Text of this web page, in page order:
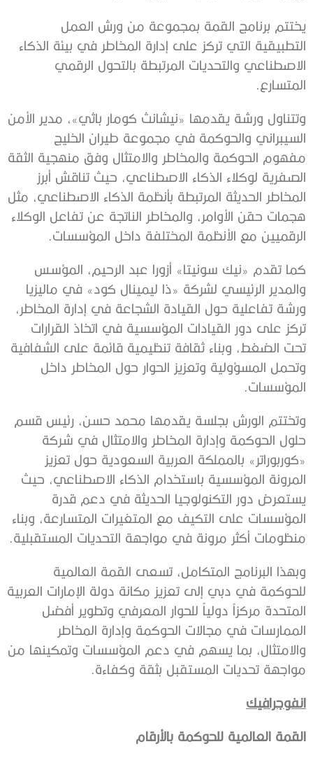
يختتم برنامج القمة بمجموعة من ورش العمل
التطبيقية التي تركز على إدارة المخاطر في بيئة الذكاء
الاصطناعي والتحديات المرتبطة بالتحول الرقمي
المتسارع.
وتتناول ورشة يقدمها «نيشانث كومار باثي»، مدير الأمن
السيبراني والحوكمة في مجموعة طيران الخليج
مفهوم الحوكمة والمخاطر والامتثال وفق منهجية الثقة
الصفرية لوكلاء الذكاء الاصطناعي، حيث تناقش أبرز
المخاطر الحديثة المرتبطة بأنظمة الذكاء الاصطناعي، مثل
هجمات حقن الأوامر، والمخاطر الناتجة عن تفاعل الوكلاء
الرقميين مع الأنظمة المختلفة داخل المؤسسات.
كما تقدم «نيك سونيتا» أزورا عبد الرحيم، المؤسس
والمدير الرئيسي لشركة «ذا ليمينال كود» في ماليزيا
ورشة تفاعلية حول القيادة الشجاعة في إدارة المخاطر،
تركز على دور القيادات المؤسسية في اتخاذ القرارات
تحت الضغط، وبناء ثقافة تنظيمية قائمة على الشفافية
وتحمل المسؤولية وتعزيز الحوار حول المخاطر داخل
المؤسسات.
وتختتم الورش بجلسة يقدمها محمد حسن، رئيس قسم
حلول الحوكمة وإدارة المخاطر والامتثال في شركة
«كوربوراتر» بالمملكة العربية السعودية حول تعزيز
المرونة المؤسسية باستخدام الذكاء الاصطناعي، حيث
يستعرض دور التكنولوجيا الحديثة في دعم قدرة
المؤسسات على التكيف مع المتغيرات المتسارعة، وبناء
منظومات أكثر مرونة في مواجهة التحديات المستقبلية.
وبهذا البرنامج المتكامل، تسعى القمة العالمية
للحوكمة في دبي إلى تعزيز مكانة دولة الإمارات العربية
المتحدة مركزاً دولياً للحوار المعرفي وتطوير أفضل
الممارسات في مجالات الحوكمة وإدارة المخاطر
والامتثال، بما يسهم في دعم المؤسسات وتمكينها من
مواجهة تحديات المستقبل بثقة وكفاءة.
انفوجرافيك
القمة العالمية للحوكمة بالأرقام